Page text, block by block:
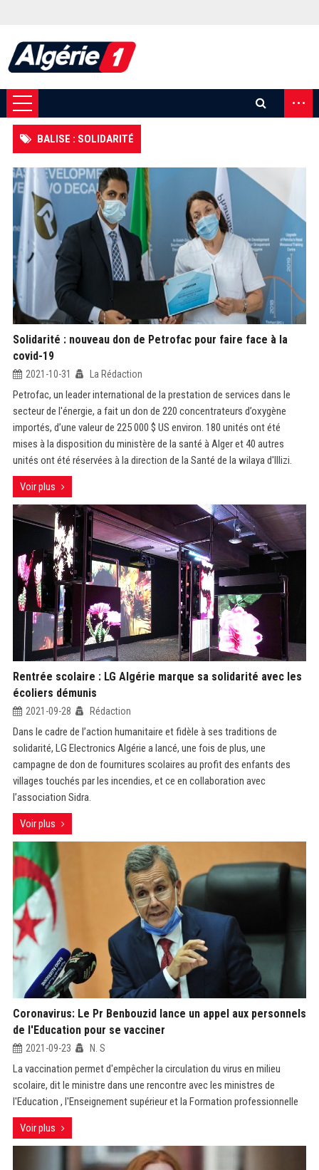
...
BALISE : SOLIDARITÉ
Solidarité : nouveau don de Petrofac pour faire face à la
covid-19
2021-10-31 La Rédaction
Petrofac, un leader international de la prestation de services dans le
secteur de l'énergie, a fait un don de 220 concentrateurs d’oxygène
importés, d’une valeur de 225 000 $ US environ. 180 unités ont été
mises à la disposition du ministère de la santé à Alger et 40 autres
unités ont été réservées à la direction de la Santé de la wilaya d'Illizi.
Voir plus
Rentrée scolaire : LG Algérie marque sa solidarité avec les
écoliers démunis
2021-09-28 Rédaction
Dans le cadre de l’action humanitaire et fidèle à ses traditions de
solidarité, LG Electronics Algérie a lancé, une fois de plus, une
campagne de don de fournitures scolaires au profit des enfants des
villages touchés par les incendies, et ce en collaboration avec
l’association Sidra.
Voir plus
Coronavirus: Le Pr Benbouzid lance un appel aux personnels
de l'Education pour se vacciner
2021-09-23 N. S
La vaccination permet d'empêcher la circulation du virus en milieu
scolaire, dit le ministre dans une rencontre avec les ministres de
l'Education , l'Enseignement supérieur et la Formation professionnelle
Voir plus